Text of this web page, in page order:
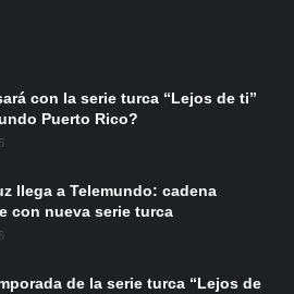
con la serie turca “Lejos de ti”
Puerto Rico?
llega a Telemundo: cadena
con nueva serie turca
de la serie turca “Lejos de